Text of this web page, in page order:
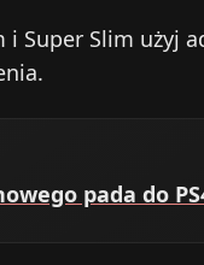
i Super Slim użyj
pada do